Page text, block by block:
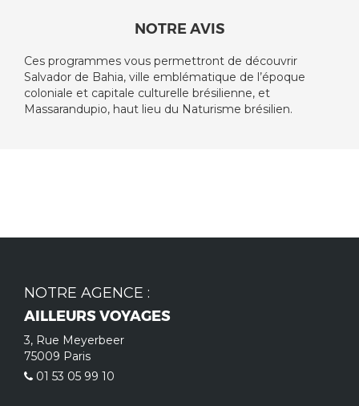
NOTRE AVIS
Ces programmes vous permettront de découvrir
Salvador de Bahia, ville emblématique de l’époque
coloniale et capitale culturelle brésilienne, et
Massarandupio, haut lieu du Naturisme brésilien.
NOTRE AGENCE :
AILLEURS VOYAGES
3, Rue Meyerbeer
75009 Paris
01 53 05 99 10